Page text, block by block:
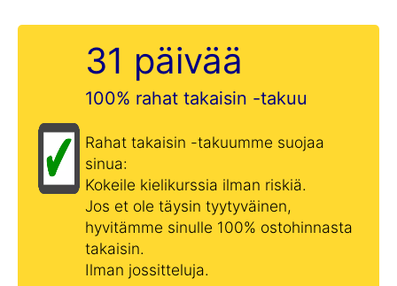
31 päivää
100% rahat takaisin -takuu
Rahat takaisin -takuumme suojaa
sinua:
Kokeile kielikurssia ilman riskiä.
Jos et ole täysin tyytyväinen,
hyvitämme sinulle 100% ostohinnasta
takaisin.
Ilman jossitteluja.